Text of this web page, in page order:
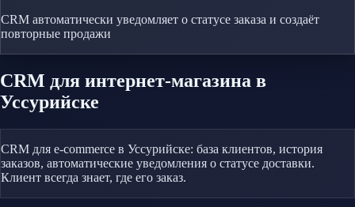
CRM автоматически уведомляет о статусе заказа и создаёт
повторные продажи
CRM для интернет-магазина в
Уссурийске
CRM для e-commerce в Уссурийске: база клиентов, история
заказов, автоматические уведомления о статусе доставки.
Клиент всегда знает, где его заказ.